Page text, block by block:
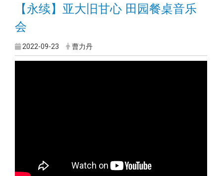
【永续】亚大旧甘心 田园餐桌音乐
会
2022-09-23 曹力丹